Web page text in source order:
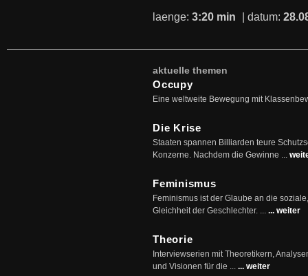
laenge: 3:20 min | datum:
aktuelle themen
Occupy
Eine weltweite Bewegung mit
Die Krise
Staaten spannen Billiarden teure
Konzerne. Nachdem die Gewinne ...
Feminismus
Feminismus ist der Glaube an die
Gleichheit der Geschlechter. ... ... weiter
Theorie
Interviewserien mit Theoretikern,
und Visionen für die ... ... weiter